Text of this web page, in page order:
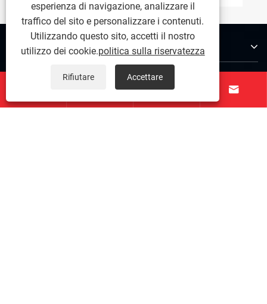
Chi siamo
Contattaci
 
esperienza di navigazione, analizzare il
traffico del sito e personalizzare i contenuti.
Utilizzando questo sito, accetti il ​​nostro
utilizzo dei cookie.politica sulla riservatezza
Rifiutare Accettare